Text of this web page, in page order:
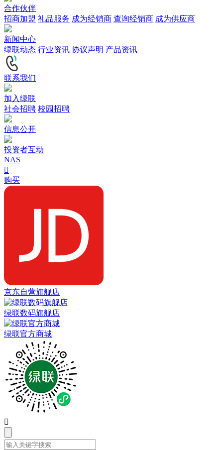
合作伙伴
招商加盟 礼品服务 成为经销商 查询经销商 成为供应商
新闻中心
绿联动态 行业资讯 协议声明 产品资讯
联系我们
加入绿联
社会招聘 校园招聘
信息公开
投资者互动
NAS

购买
京东自营旗舰店
绿联数码旗舰店
绿联官方商城
